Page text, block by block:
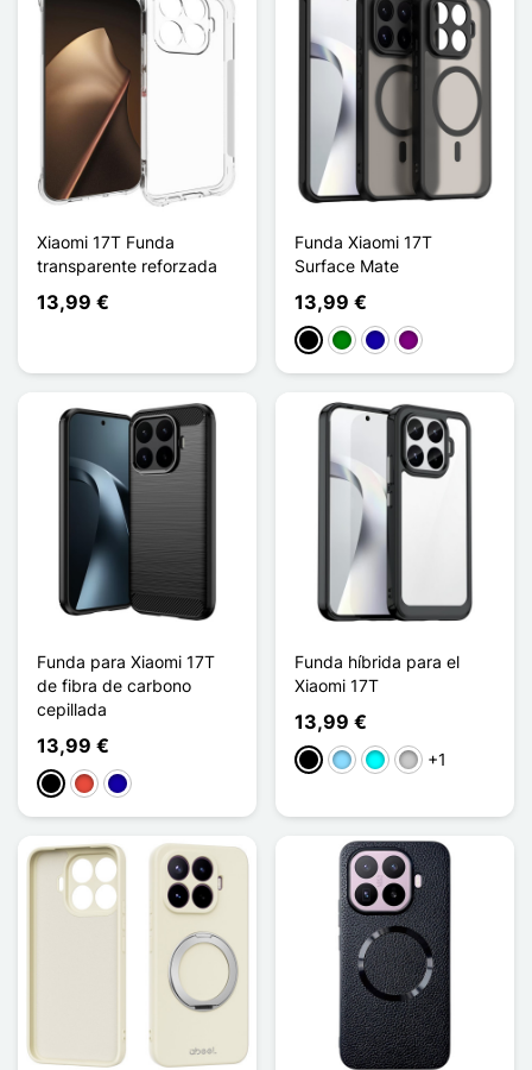
Xiaomi 17T Funda
transparente reforzada
13,99 €
Funda Xiaomi 17T
Surface Mate
13,99 €
NegroVerdeAzul oscuro
Púrpura
Funda para Xiaomi 17T
de fibra de carbono
cepillada
13,99 €
NegroRojoAzul oscuro
Funda híbrida para el
Xiaomi 17T
13,99 €
NegroAzul claro
CianTransparente
+1